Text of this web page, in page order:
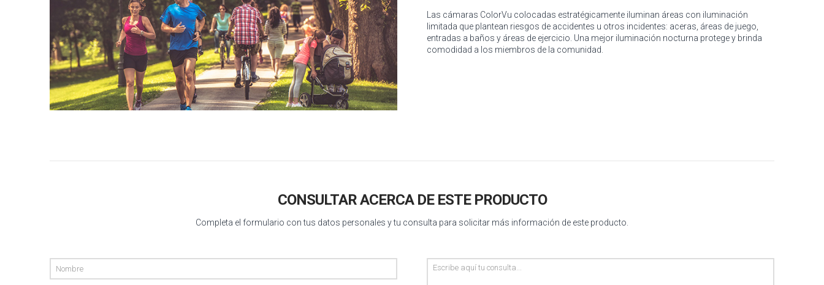
Las cámaras ColorVu colocadas estratégicamente iluminan áreas con iluminación
limitada que plantean riesgos de accidentes u otros incidentes: aceras, áreas de juego,
entradas a baños y áreas de ejercicio. Una mejor iluminación nocturna protege y brinda
comodidad a los miembros de la comunidad.
CONSULTAR ACERCA DE ESTE PRODUCTO
Completa el formulario con tus datos personales y tu consulta para solicitar más información de este producto.